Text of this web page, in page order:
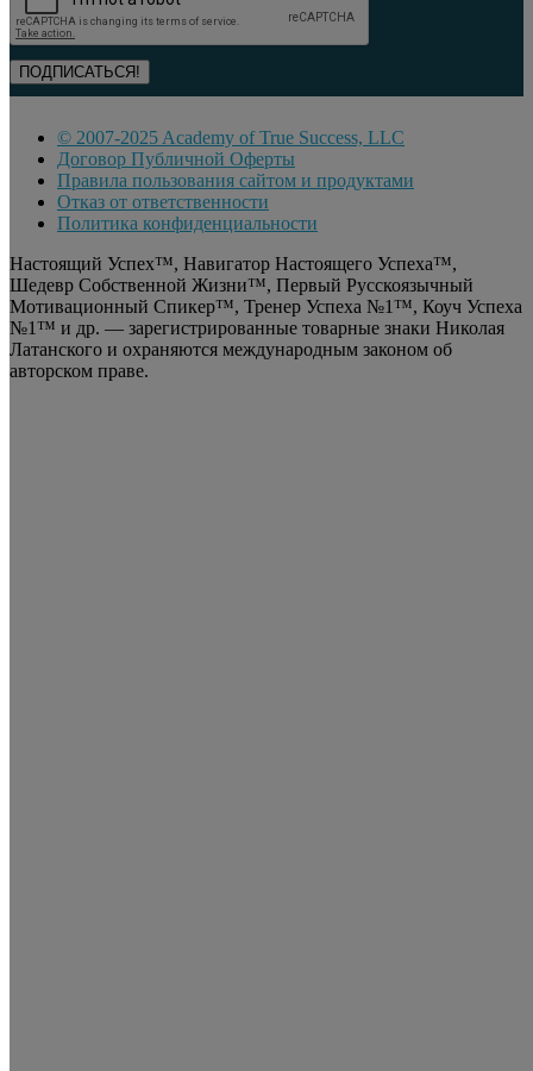
© 2007-2025 Academy of True Success, LLC
Договор Публичной Оферты
Правила пользования сайтом и продуктами
Отказ от ответственности
Политика конфиденциальности
Настоящий Успех™, Навигатор Настоящего Успеха™,
Шедевр Собственной Жизни™, Первый Русскоязычный
Мотивационный Спикер™, Тренер Успеха №1™, Коуч Успеха
№1™ и др. — зарегистрированные товарные знаки Николая
Латанского и охраняются международным законом об
авторском праве.